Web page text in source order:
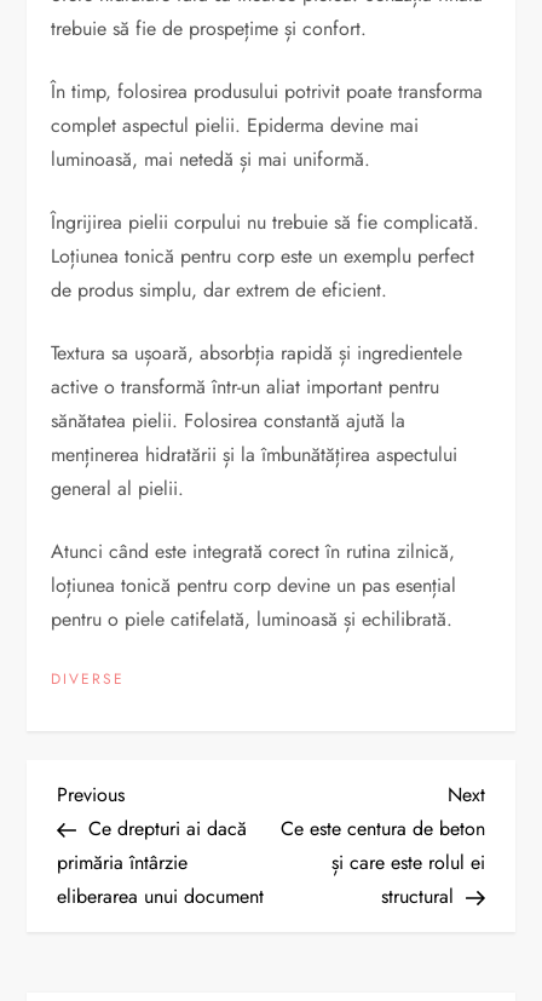
trebuie să fie de prospețime și confort.
În timp, folosirea produsului potrivit poate transforma
complet aspectul pielii. Epiderma devine mai
luminoasă, mai netedă și mai uniformă.
Îngrijirea pielii corpului nu trebuie să fie complicată.
Loțiunea tonică pentru corp este un exemplu perfect
de produs simplu, dar extrem de eficient.
Textura sa ușoară, absorbția rapidă și ingredientele
active o transformă într-un aliat important pentru
sănătatea pielii. Folosirea constantă ajută la
menținerea hidratării și la îmbunătățirea aspectului
general al pielii.
Atunci când este integrată corect în rutina zilnică,
loțiunea tonică pentru corp devine un pas esențial
pentru o piele catifelată, luminoasă și echilibrată.
DIVERSE
N
a
v
Previous
Post
Previous
Ce drepturi ai dacă
primăria întârzie
eliberarea unui document
Next
Post
Next
Ce este centura de beton
și care este rolul ei
structural